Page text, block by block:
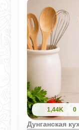
1,44K 0
Дунганская